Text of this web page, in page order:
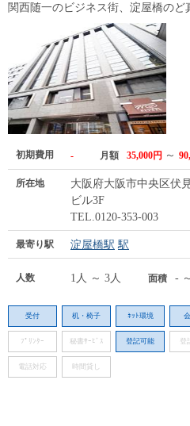
関西随一のビジネス街、淀屋橋のど
初期費用 - 月額 35,000円 ～
所在地
大阪府大阪市中央区伏
ビル3F
TEL.0120-353-003
最寄り駅 淀屋橋駅 駅
人数 1人 ～ 3人 面積 -
受付 机・椅子 ﾈｯﾄ環境
ﾌﾟﾘﾝﾀｰ 秘書ｻｰﾋﾞｽ 登記可能 登
電話対応 時間貸し